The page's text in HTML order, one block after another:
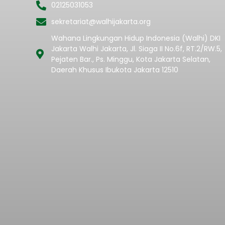
02125031053
sekretariat@walhijakarta.org
Wahana Lingkungan Hidup Indonesia (Walhi) DKI
Jakarta Walhi Jakarta, Jl. Siaga II No.6f, RT.2/RW.5,
Pejaten Bar., Ps. Minggu, Kota Jakarta Selatan,
Daerah Khusus Ibukota Jakarta 12510